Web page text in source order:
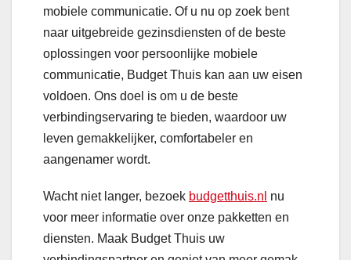
mobiele communicatie. Of u nu op zoek bent
naar uitgebreide gezinsdiensten of de beste
oplossingen voor persoonlijke mobiele
communicatie, Budget Thuis kan aan uw eisen
voldoen. Ons doel is om u de beste
verbindingservaring te bieden, waardoor uw
leven gemakkelijker, comfortabeler en
aangenamer wordt.
Wacht niet langer, bezoek budgetthuis.nl nu
voor meer informatie over onze pakketten en
diensten. Maak Budget Thuis uw